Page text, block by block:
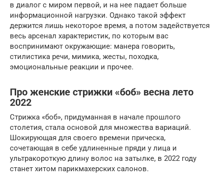
в диалог с миром первой, и на нее падает больше
информационной нагрузки. Однако такой эффект
держится лишь некоторое время, а потом задействуется
весь арсенал характеристик, по которым вас
воспринимают окружающие: манера говорить,
стилистика речи, мимика, жесты, походка,
эмоциональные реакции и прочее.
Про женские стрижки «боб» весна лето
2022
Стрижка «боб», придуманная в начале прошлого
столетия, стала основой для множества вариаций.
Шокирующая для своего времени прическа,
сочетающая в себе удлиненные пряди у лица и
ультракороткую длину волос на затылке, в 2022 году
станет хитом парикмахерских салонов.